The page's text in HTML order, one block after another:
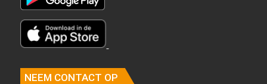
NEEM CONTACT OP